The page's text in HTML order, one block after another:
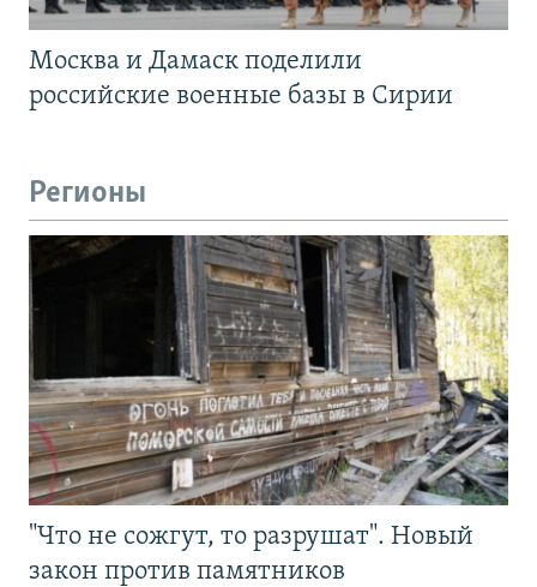
Москва и Дамаск поделили
российские военные базы в Сирии
Регионы
"Что не сожгут, то разрушат". Новый
закон против памятников